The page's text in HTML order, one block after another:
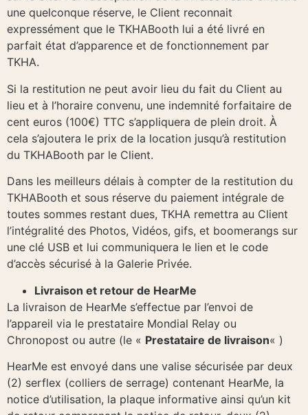
une quelconque réserve, le Client reconnait
expressément que le TKHABooth lui a été livré en
parfait état d’apparence et de fonctionnement par
TKHA.
Si la restitution ne peut avoir lieu du fait du Client au
lieu et à l’horaire convenu, une indemnité forfaitaire de
cent euros (100€) TTC s’appliquera de plein droit. À
cela s’ajoutera le prix de la location jusqu’à restitution
du TKHABooth par le Client.
Dans les meilleurs délais à compter de la restitution du
TKHABooth et sous réserve du paiement intégrale de
toutes sommes restant dues, TKHA remettra au Client
l’intégralité des Photos, Vidéos, gifs, et boomerangs sur
une clé USB et lui communiquera le lien et le code
d’accès sécurisé à la Galerie Privée.
Livraison et retour de HearMe
La livraison de HearMe s’effectue par l’envoi de
l’appareil via le prestataire Mondial Relay ou
Chronopost ou autre (le « Prestataire de livraison« )
HearMe est envoyé dans une valise sécurisée par deux
(2) serflex (colliers de serrage) contenant HearMe, la
notice d’utilisation, la plaque informative ainsi qu’un kit